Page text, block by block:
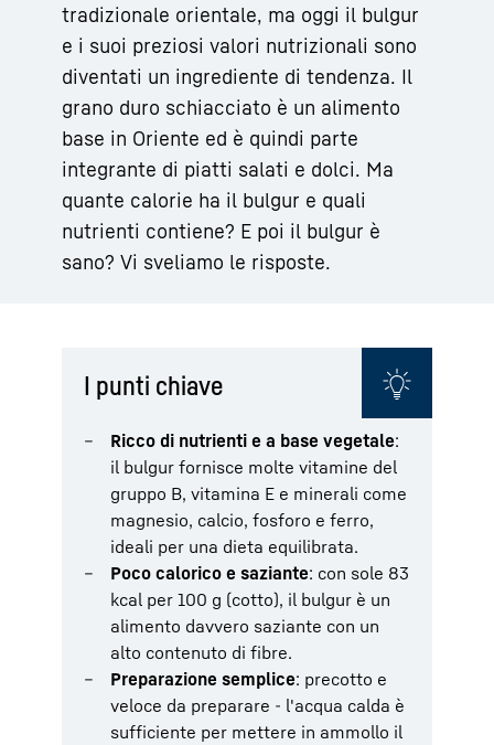
tradizionale orientale, ma oggi il bulgur
e i suoi preziosi valori nutrizionali sono
diventati un ingrediente di tendenza. Il
grano duro schiacciato è un alimento
base in Oriente ed è quindi parte
integrante di piatti salati e dolci. Ma
quante calorie ha il bulgur e quali
nutrienti contiene? E poi il bulgur è
sano? Vi sveliamo le risposte.
I punti chiave
Ricco di nutrienti e a base vegetale:
il bulgur fornisce molte vitamine del
gruppo B, vitamina E e minerali come
magnesio, calcio, fosforo e ferro,
ideali per una dieta equilibrata.
Poco calorico e saziante: con sole 83
kcal per 100 g (cotto), il bulgur è un
alimento davvero saziante con un
alto contenuto di fibre.
Preparazione semplice: precotto e
veloce da preparare - l'acqua calda è
sufficiente per mettere in ammollo il